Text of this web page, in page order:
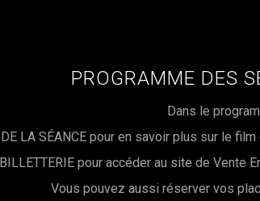
PROGRAMME DES
Dans le
LA SÉANCE pour en savoir plus sur le
pour accéder au site de
Vous pouvez aussi réserver vos